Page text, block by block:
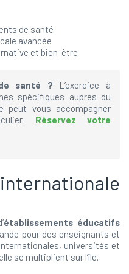
de santé
avancée
et bien-être
santé ? L’exercice à
spécifiques auprès du
peut vous accompagner
Réservez votre
établissements éducatifs
pour des enseignants et
universités et
se multiplient sur l’île.